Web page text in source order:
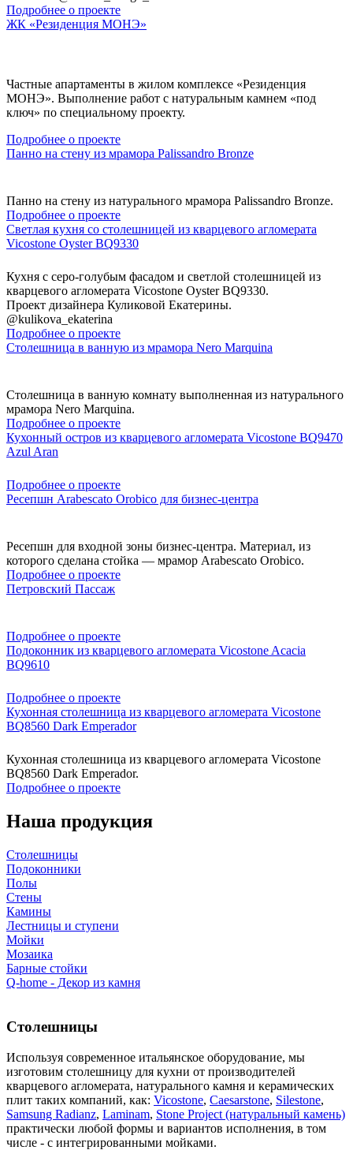
Подробнее о проекте
ЖК «Резиденция МОНЭ»
Частные апартаменты в жилом комплексе «Резиденция
МОНЭ». Выполнение работ с натуральным камнем «под
ключ» по специальному проекту.
Подробнее о проекте
Панно на стену из мрамора Palissandro Bronze
Панно на стену из натурального мрамора Palissandro Bronze.
Подробнее о проекте
Светлая кухня со столешницей из кварцевого агломерата
Vicostone Oyster BQ9330
Кухня с серо-голубым фасадом и светлой столешницей из
кварцевого агломерата Vicostone Oyster BQ9330.
Проект дизайнера Куликовой Екатерины.
@kulikova_ekaterina
Подробнее о проекте
Столешница в ванную из мрамора Nero Marquina
Столешница в ванную комнату выполненная из натурального
мрамора Nero Marquina.
Подробнее о проекте
Кухонный остров из кварцевого агломерата Vicostone BQ9470
Azul Aran
Подробнее о проекте
Ресепшн Arabescato Orobico для бизнес-центра
Ресепшн для входной зоны бизнес-центра. Материал, из
которого сделана стойка — мрамор Arabescato Orobico.
Подробнее о проекте
Петровский Пассаж
Подробнее о проекте
Подоконник из кварцевого агломерата Vicostone Acacia
BQ9610
Подробнее о проекте
Кухонная столешница из кварцевого агломерата Vicostone
BQ8560 Dark Emperador
Кухонная столешница из кварцевого агломерата Vicostone
BQ8560 Dark Emperador.
Подробнее о проекте
Наша продукция
Столешницы
Подоконники
Полы
Стены
Камины
Лестницы и ступени
Мойки
Мозаика
Барные стойки
Q-home - Декор из камня
Столешницы
Используя современное итальянское оборудование, мы
изготовим столешницу для кухни от производителей
кварцевого агломерата, натурального камня и керамических
плит таких компаний, как: Vicostone, Caesarstone, Silestone,
Samsung Radianz, Laminam, Stone Project (натуральный камень)
практически любой формы и вариантов исполнения, в том
числе - с интегрированными мойками.